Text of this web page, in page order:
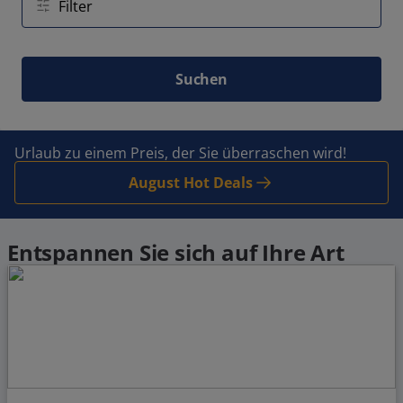
Suchen
Urlaub zu einem Preis, der Sie überraschen wird!
August Hot Deals
Entspannen Sie sich auf Ihre Art